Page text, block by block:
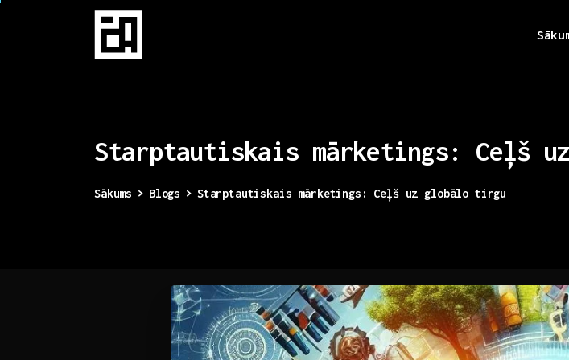
Starptautiskais mārketings: Ceļš uz
Sākums Blogs Starptautiskais mārketings: Ceļš uz globālo tirgu